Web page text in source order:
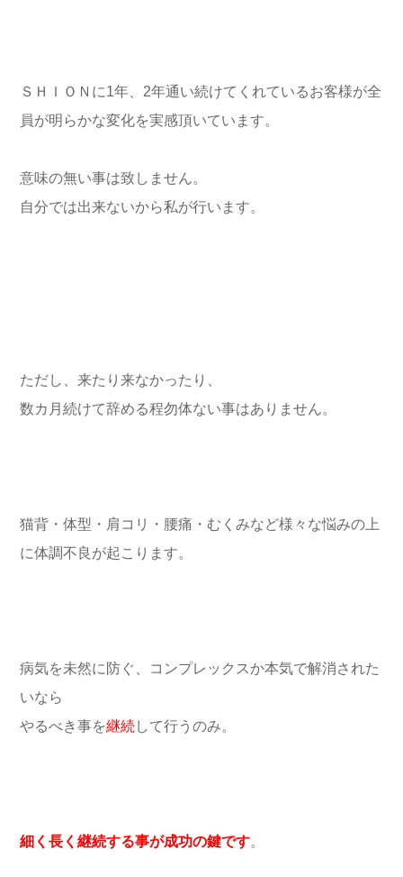
ＳＨＩＯＮに1年、2年通い続けてくれているお客様が全
員が明らかな変化を実感頂いています。
意味の無い事は致しません。
自分では出来ないから私が行います。
ただし、来たり来なかったり、
数カ月続けて辞める程勿体ない事はありません。
猫背・体型・肩コリ・腰痛・むくみなど様々な悩みの上
に体調不良が起こります。
病気を未然に防ぐ、コンプレックスか本気で解消された
いなら
やるべき事を継続して行うのみ。
細く長く継続する事が成功の鍵です。